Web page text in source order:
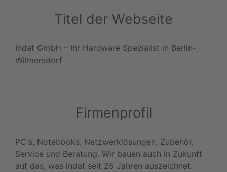
Titel der Webseite
Indat GmbH – Ihr Hardware Spezialist in Berlin-
Wilmersdorf
Firmenprofil
PC's, Notebooks, Netzwerklösungen, Zubehör,
Service und Beratung. Wir bauen auch in Zukunft
auf das, was indat seit 25 Jahren auszeichnet: